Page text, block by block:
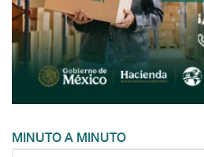
MINUTO A MINUTO